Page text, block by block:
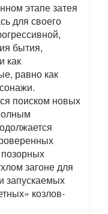
этапе затея
для своего
бытия,
как
равно как
поиском новых
загоне для
запускаемых
козлов-